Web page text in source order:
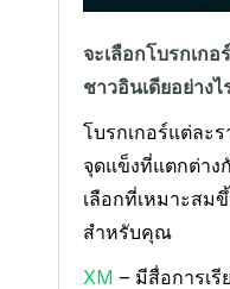
จะเลือกโบรกเก
ชาวอินเดียอย่างไ
โบรกเกอร์แต่ละ
จุดแข็งที่แตกต่าง
เลือกที่เหมาะส
สำหรับคุณ
XM – มีสื่อการเ